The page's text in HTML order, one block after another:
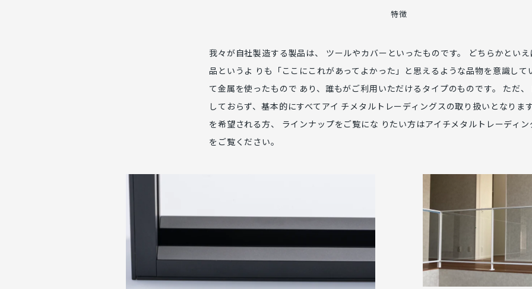
特徴
我々が自社製造する製品は、 ツールやカバーといったものです。 どちらかとい
品というよ りも「ここにこれがあってよかった」と思えるような品物を意識して
て金属を使ったもので あり、誰もがご利用いただけるタイプのものです。 ただ
しておらず、基本的にすべてアイ チメタルトレーディングスの取り扱いとなりま
を希望される方、 ラインナップをご覧にな りたい方はアイチメタルトレーディン
をご覧ください。